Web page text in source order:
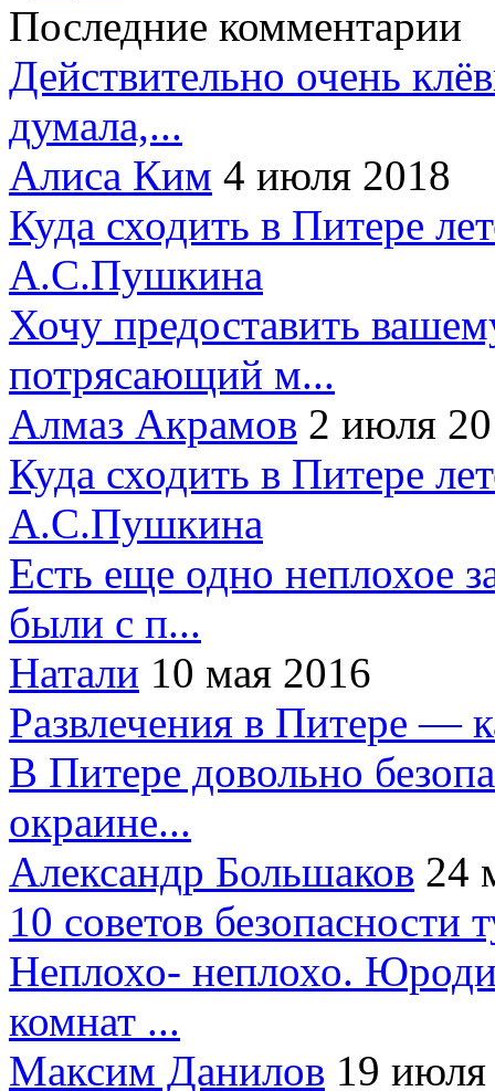
Последние комментарии
Действительно очень
думала,...
Алиса Ким 4 июля 2018
Куда сходить в Питере
А.С.Пушкина
Хочу предоставить
потрясающий м...
Алмаз Акрамов 2 июля
Куда сходить в Питере
А.С.Пушкина
Есть еще одно неплохое
были с п...
Натали 10 мая 2016
Развлечения в Питере —
В Питере довольно
окраине...
Александр Большаков 24
10 советов безопасности
Неплохо- неплохо.
комнат ...
Максим Данилов 19